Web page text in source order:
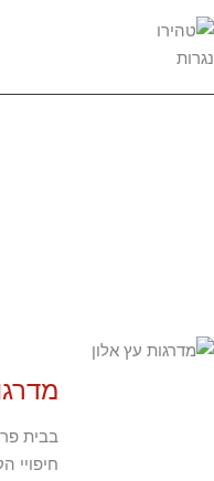
בבית
חיפויי